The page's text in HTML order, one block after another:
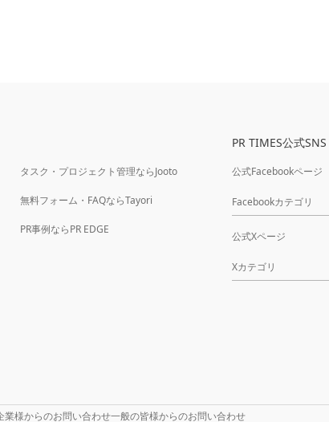
タスク・プロジェクト管理ならJooto
無料フォーム・FAQならTayori
PR事例ならPR EDGE
PR TIMES公式SNS
公式Facebookページ
Facebookカテゴリ
公式Xページ
Xカテゴリ
業様からのお問い合わせ一般の皆様からのお問い合わせ